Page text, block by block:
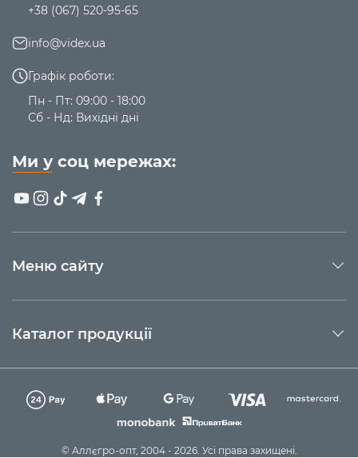
Меню сайту
Каталог продукції
+38 (067) 520-95-65
info@videx.ua
Графік роботи:
Пн - Пт: 09:00 - 18:00
Сб - Нд: Вихідні дні
Ми у соц мережах:
© Аллєгро-опт, 2004 - 2026. Усі права захищені.